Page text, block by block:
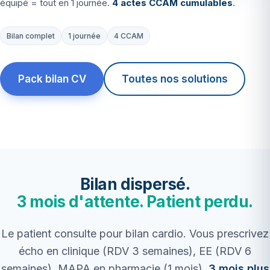
équipé = tout en 1 journée. 4 actes CCAM cumulables.
Bilan complet 1 journée 4 CCAM
Pack bilan CV Toutes nos solutions
Bilan dispersé.
3 mois d'attente. Patient perdu.
Le patient consulte pour bilan cardio. Vous prescrivez
écho en clinique (RDV 3 semaines), EE (RDV 6